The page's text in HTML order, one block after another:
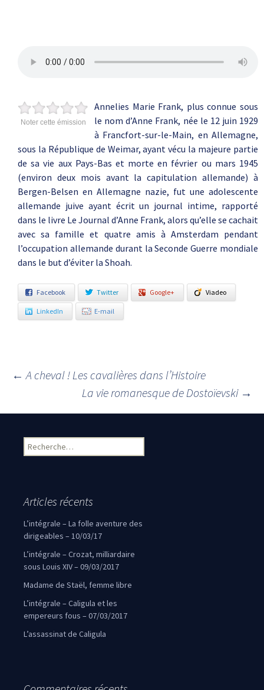
Noter cette émission
Annelies Marie Frank, plus connue sous
le nom d’Anne Frank, née le 12 juin 1929
à Francfort-sur-le-Main, en Allemagne,
sous la République de Weimar, ayant vécu la majeure partie
de sa vie aux Pays-Bas et morte en février ou mars 1945
(environ deux mois avant la capitulation allemande) à
Bergen-Belsen en Allemagne nazie, fut une adolescente
allemande juive ayant écrit un journal intime, rapporté
dans le livre Le Journal d’Anne Frank, alors qu’elle se cachait
avec sa famille et quatre amis à Amsterdam pendant
l’occupation allemande durant la Seconde Guerre mondiale
dans le but d’éviter la Shoah.
Facebook Twitter Google+ Viadeo
LinkedIn E-mail
Navigation des articles
← A cheval ! Les cavalières dans l’Histoire
La vie romanesque de Dostoïevski →
Rechercher :
Articles récents
L’intégrale – La folle aventure des
dirigeables – 10/03/17
L’intégrale – Crozat, milliardaire
sous Louis XIV – 09/03/2017
Madame de Staël, femme libre
L’intégrale – Caligula et les
empereurs fous – 07/03/2017
L’assassinat de Caligula